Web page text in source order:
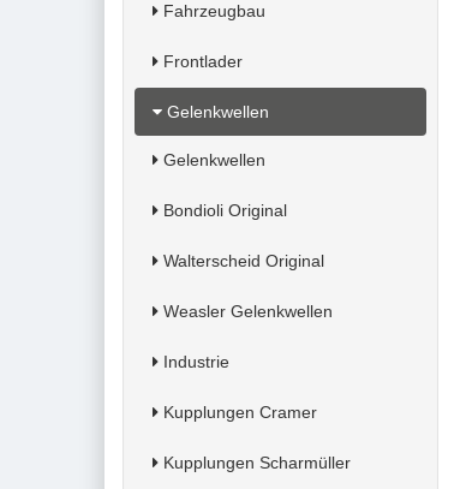
Fahrzeugbau
Frontlader
Gelenkwellen
Gelenkwellen
Bondioli Original
Walterscheid Original
Weasler Gelenkwellen
Industrie
Kupplungen Cramer
Kupplungen Scharmüller